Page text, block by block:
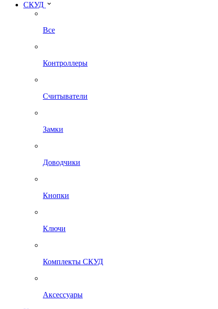
СКУД
Все
Контроллеры
Считыватели
Замки
Доводчики
Кнопки
Ключи
Комплекты СКУД
Аксессуары